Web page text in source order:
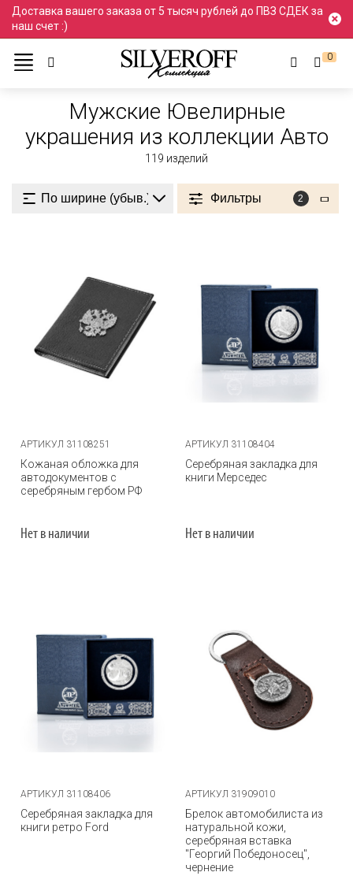
Доставка вашего заказа от 5 тысяч рублей до ПВЗ СДЕК за
наш счет :)
0
Ювелирные украшения
Мужские Из коллекции Авто
Мужские Ювелирные
украшения из коллекции Авто
119 изделий
Фильтры 2
АРТИКУЛ 31108251
Кожаная обложка для
автодокументов с
серебряным гербом РФ
Нет в наличии
АРТИКУЛ 31108404
Серебряная закладка для
книги Мерседес
Нет в наличии
АРТИКУЛ 31108406
Серебряная закладка для
книги ретро Ford
АРТИКУЛ 31909010
Брелок автомобилиста из
натуральной кожи,
серебряная вставка
"Георгий Победоносец",
чернение